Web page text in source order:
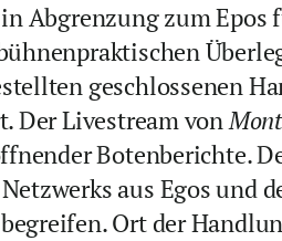
Abgrenzung zum Epos
geschlossenen
Der Livestream von
Botenberichte.
aus Egos und
Ort der